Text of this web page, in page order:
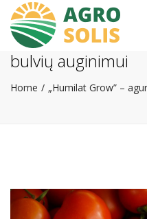
„Humilat Grow” –
bulvių auginimui
Home „Humilat Grow” –